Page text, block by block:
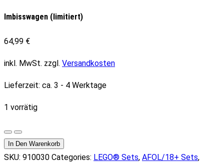
Imbisswagen (limitiert)
64,99 €
inkl. MwSt. zzgl. Versandkosten
Lieferzeit: ca. 3 - 4 Werktage
1 vorrätig
Imbisswagen
(limitiert)
Menge
In Den Warenkorb
SKU: 910030 Categories: LEGO® Sets, AFOL/18+ Sets,